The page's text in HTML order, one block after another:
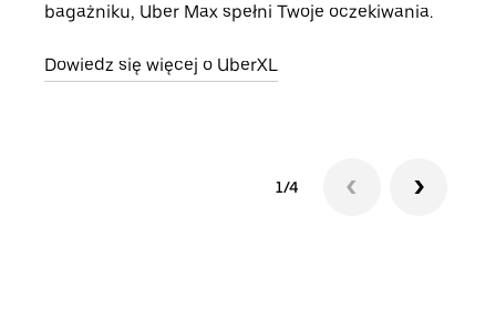
bagażniku, Uber Max spełni Twoje oczekiwania.
Dowiedz się więcej o UberXL
1/4